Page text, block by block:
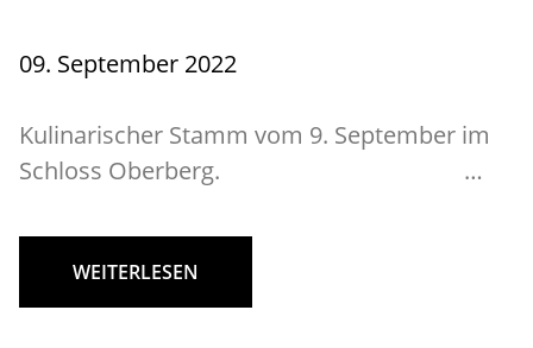
09. September 2022
Kulinarischer Stamm vom 9. September im
Schloss Oberberg. …
WEITERLESEN